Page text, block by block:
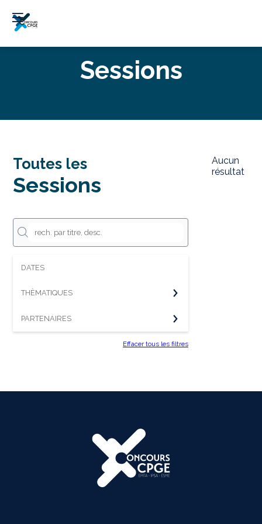
Sessions
Toutes les
Sessions
DATES
THÈMATIQUES
PARTENAIRES
Effacer tous les filtres
Aucun
résultat